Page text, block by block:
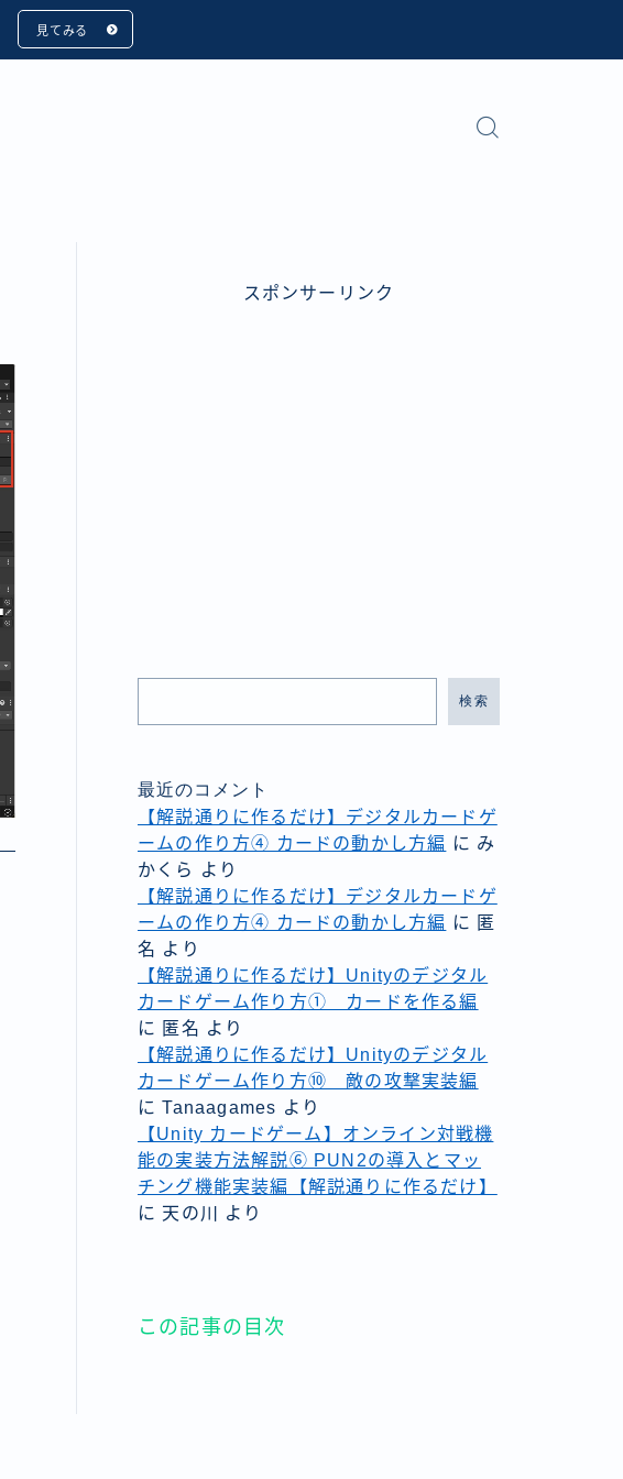
見てみる
スポンサーリンク
検索
最近のコメント
【解説通りに作るだけ】デジタルカードゲ
ームの作り方④ カードの動かし方編 に み
かくら
より
【解説通りに作るだけ】デジタルカードゲ
ームの作り方④ カードの動かし方編 に 匿
名 より
【解説通りに作るだけ】Unityのデジタル
カードゲーム作り方① カードを作る編
に 匿名 より
【解説通りに作るだけ】Unityのデジタル
カードゲーム作り方⑩ 敵の攻撃実装編
にTanaagames より
【Unity カードゲーム】オンライン対戦機
能の実装方法解説⑥ PUN2の導入とマッ
チング機能実装編【解説通りに作るだけ】
に 天の川 より
この記事の目次